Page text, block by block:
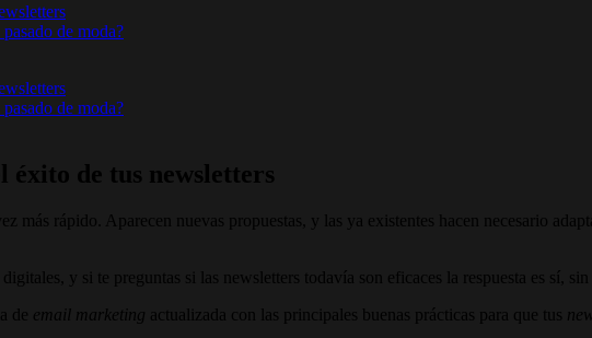
de moda?
de moda?
éxito de tus newsletters
más rápido. Aparecen nuevas propuestas, y las ya existentes hacen necesario
y si te preguntas si las newsletters todavía son eficaces la respuesta es sí,
de email marketing actualizada con las principales buenas prácticas para que tus